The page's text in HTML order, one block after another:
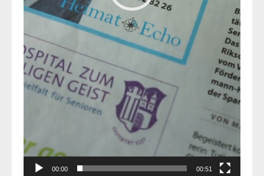
00:00 00:51